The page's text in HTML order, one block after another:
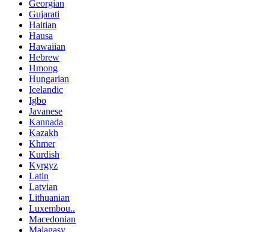
Georgian
Gujarati
Haitian
Hausa
Hawaiian
Hebrew
Hmong
Hungarian
Icelandic
Igbo
Javanese
Kannada
Kazakh
Khmer
Kurdish
Kyrgyz
Latin
Latvian
Lithuanian
Luxembou..
Macedonian
Malagasy